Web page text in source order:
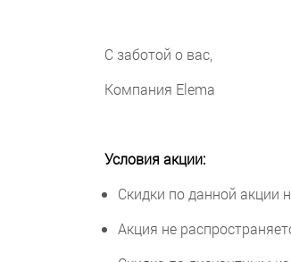
С заботой о вас,
Компания Elema
Условия акции:
Скидки по данной акции
Акция не